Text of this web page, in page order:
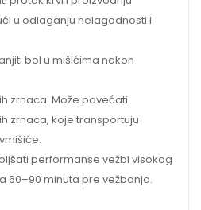
u odlaganju nelagodnosti i
bol u mišićima nakon
zrnaca: Može povećati
zrnaca, koje transportuju
performanse vežbi visokog
60–90 minuta pre vežbanja.